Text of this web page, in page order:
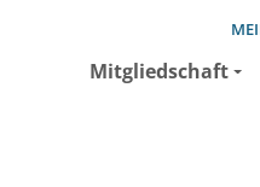
Mitgliedschaft